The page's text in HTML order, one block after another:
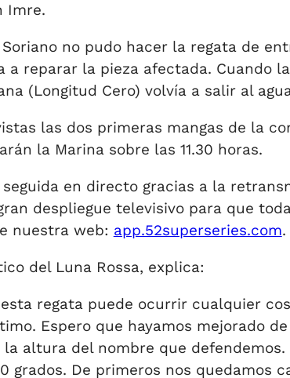
Imre.
Soriano no pudo hacer la regata de
a reparar la pieza afectada. Cuando
(Longitud Cero) volvía a salir al
las dos primeras mangas de la
la Marina sobre las 11.30 horas.
en directo gracias a la
despliegue televisivo para que
nuestra web: app.52superseries.com.
del Luna Rossa, explica:
esta regata puede ocurrir cualquier
Espero que hayamos mejorado
altura del nombre que
grados. De primeros nos quedamos